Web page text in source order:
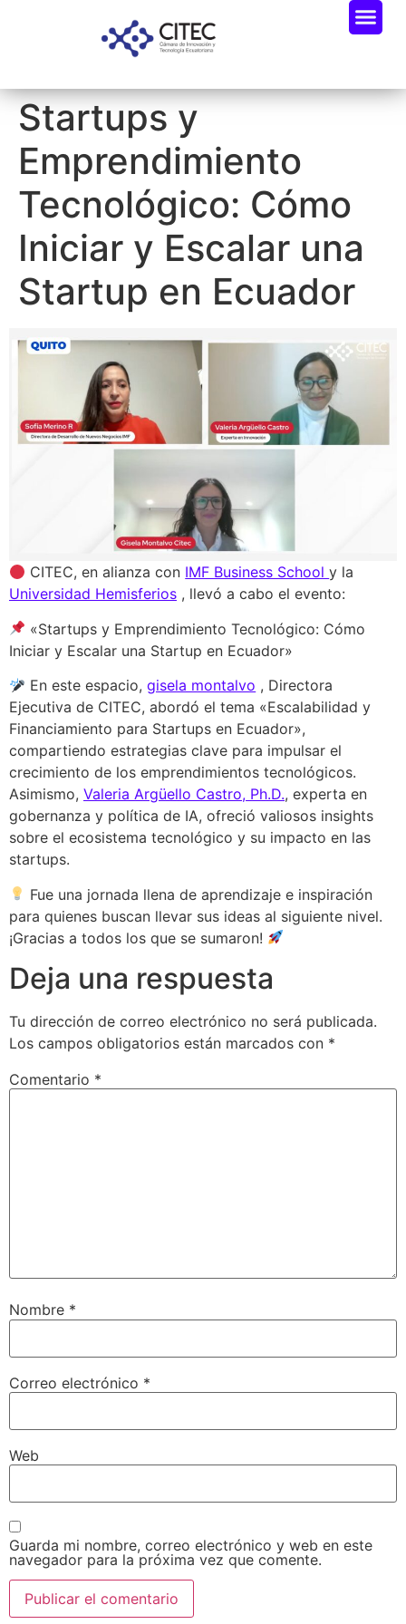
Startups y
Emprendimiento
Tecnológico: Cómo
Iniciar y Escalar una
Startup en Ecuador
CITEC, en alianza con IMF Business Schooly la
Universidad Hemisferios , llevó a cabo el evento:
«Startups y Emprendimiento Tecnológico: Cómo
Iniciar y Escalar una Startup en Ecuador»
En este espacio,gisela montalvo , Directora
Ejecutiva de CITEC, abordó el tema «Escalabilidad y
Financiamiento para Startups en Ecuador»,
compartiendo estrategias clave para impulsar el
crecimiento de los emprendimientos tecnológicos.
Asimismo, Valeria Argüello Castro, Ph.D., experta en
gobernanza y política de IA, ofreció valiosos insights
sobre el ecosistema tecnológico y su impacto en las
startups.
Fue una jornada llena de aprendizaje e inspiración
para quienes buscan llevar sus ideas al siguiente nivel.
¡Gracias a todos los que se sumaron!
Deja una respuesta
Tu dirección de correo electrónico no será publicada.
Los campos obligatorios están marcados con *
Comentario *
Nombre *
Correo electrónico *
Web
Guarda mi nombre, correo electrónico y web en este
navegador para la próxima vez que comente.